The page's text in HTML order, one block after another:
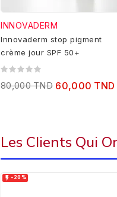
INNOVADERM
Innovaderm stop pigment
crème jour SPF 50+
80,000 TND 60,000 TND
Les Clients Qui
 -20%